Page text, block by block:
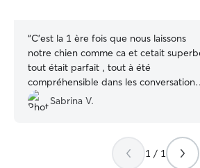
“C’est la 1 ère fois que nous laissons
notre chien comme ca et cetait superbe
tout était parfait , tout à été
compréhensible dans les conversations
et à l’écoute , l’endroit était parfait pour
que notre chien passe une bonne
bien passer . Je recommande fortement
Sabrina V.
1 / 1